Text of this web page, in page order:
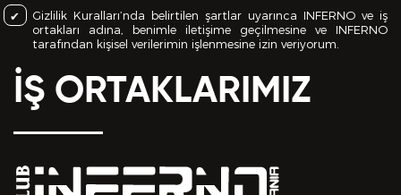
Gizlilik Kuralları’nda belirtilen şartlar uyarınca INFERNO ve iş
ortakları adına, benimle iletişime geçilmesine ve INFERNO
tarafından kişisel verilerimin işlenmesine izin veriyorum.
İŞ ORTAKLARIMIZ